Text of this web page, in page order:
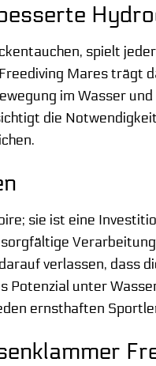
spielt
Mares trägt
im Wasser
die
sie ist eine
verlassen, dass
Potenzial unter
ernsthaften